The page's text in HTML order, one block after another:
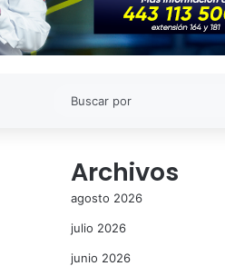
Archivos
agosto 2026
julio 2026
junio 2026